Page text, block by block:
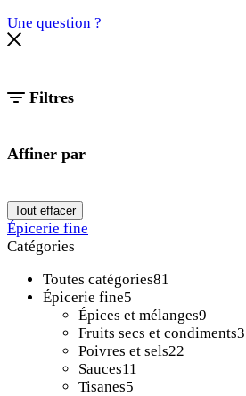
Une question ?
Filtres
Affiner par
Tout effacer
Épicerie fine
Catégories
Toutes catégories81
Épicerie fine5
Épices et mélanges9
Fruits secs et condiments3
Poivres et sels22
Sauces11
Tisanes5